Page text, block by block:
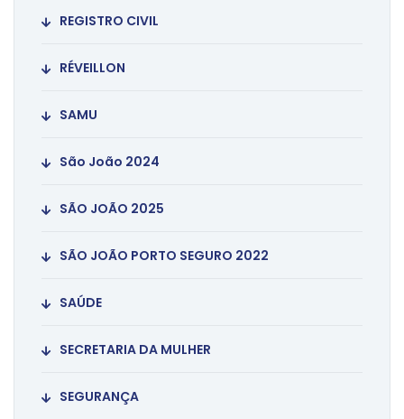
REGISTRO CIVIL
RÉVEILLON
SAMU
São João 2024
SÃO JOÃO 2025
SÃO JOÃO PORTO SEGURO 2022
SAÚDE
SECRETARIA DA MULHER
SEGURANÇA